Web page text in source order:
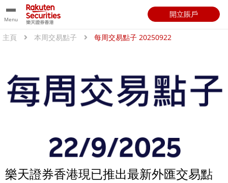
Menu
開立賬戶
主頁 本周交易點子 每周交易點子 20250922
樂天證券香港現已推出最新外匯交易點